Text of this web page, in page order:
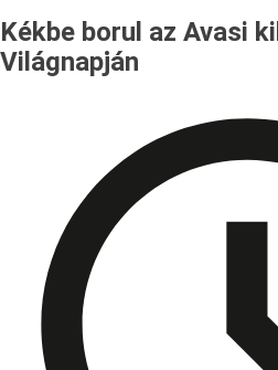
Kékbe borul az Avasi
Világnapján